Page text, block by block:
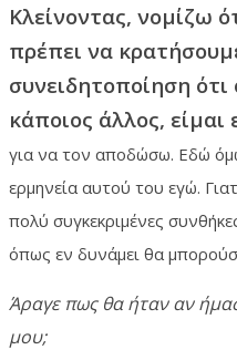
Κλείνοντας, νομίζω
πρέπει να
συνειδητοποίηση ότι
κάποιος άλλος, είμαι
για να τον αποδώσω. Εδώ
ερμηνεία αυτού του εγώ.
πολύ συγκεκριμένες
όπως εν δυνάμει θα
Άραγε πως θα ήταν αν
μου;